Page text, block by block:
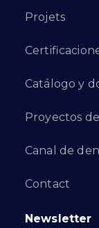
Projets
Catálogo y
Proyectos
Canal de
Contact
Newsletter